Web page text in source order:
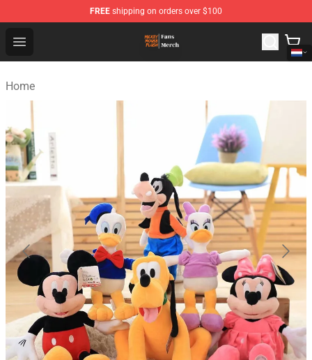
FREE shipping on orders over $100
Open menu
Mickey Mouse Plush Shop - The Best Store of Mickey
Home